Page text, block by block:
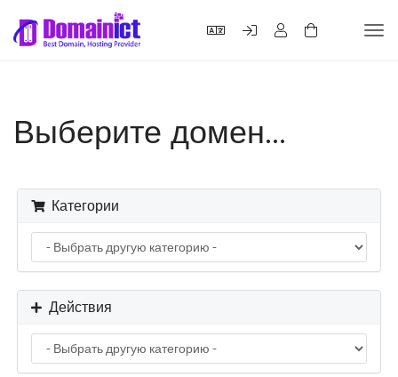
Выберите домен...
Категории
Действия